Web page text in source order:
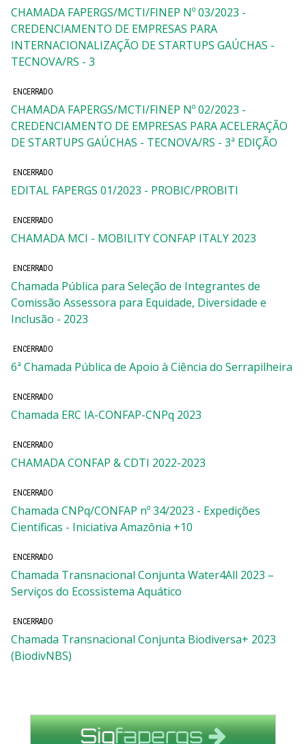
CHAMADA FAPERGS/MCTI/FINEP Nº 03/2023 -
CREDENCIAMENTO DE EMPRESAS PARA
INTERNACIONALIZAÇÃO DE STARTUPS GAÚCHAS -
TECNOVA/RS - 3
ENCERRADO
CHAMADA FAPERGS/MCTI/FINEP Nº 02/2023 -
CREDENCIAMENTO DE EMPRESAS PARA ACELERAÇÃO
DE STARTUPS GAÚCHAS - TECNOVA/RS - 3ª EDIÇÃO
ENCERRADO
EDITAL FAPERGS 01/2023 - PROBIC/PROBITI
ENCERRADO
CHAMADA MCI - MOBILITY CONFAP ITALY 2023
ENCERRADO
Chamada Pública para Seleção de Integrantes de
Comissão Assessora para Equidade, Diversidade e
Inclusão - 2023
ENCERRADO
6ª Chamada Pública de Apoio à Ciência do Serrapilheira
ENCERRADO
Chamada ERC IA-CONFAP-CNPq 2023
ENCERRADO
CHAMADA CONFAP & CDTI 2022-2023
ENCERRADO
Chamada CNPq/CONFAP nº 34/2023 - Expedições
Científicas - Iniciativa Amazônia +10
ENCERRADO
Chamada Transnacional Conjunta Water4All 2023 –
Serviços do Ecossistema Aquático
ENCERRADO
Chamada Transnacional Conjunta Biodiversa+ 2023
(BiodivNBS)